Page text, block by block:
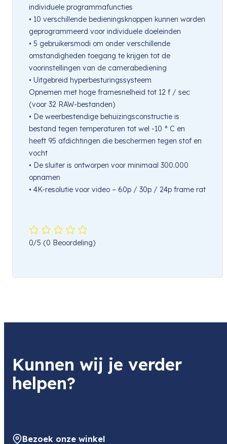
individuele programmafuncties
• 10 verschillende bedieningsknoppen kunnen worden
geprogrammeerd voor individuele doeleinden
• 5 gebruikersmodi om onder verschillende
omstandigheden toegang te krijgen tot de
voorinstellingen van de camerabediening
• Uitgebreid hyperbesturingssysteem
Opnemen met hoge framesnelheid tot 12 f / sec
(voor 32 RAW-bestanden)
• De weerbestendige behuizingsconstructie is
bestand tegen temperaturen tot wel -10 ° C en
heeft 95 afdichtingen die beschermen tegen stof en
vocht
• De sluiter is ontworpen voor minimaal 300.000
opnamen
• 4K-resolutie voor video – 60p / 30p / 24p frame rat
0/5 (0 Beoordeling)
Kunnen wij je verder
helpen?
Bezoek onze winkel